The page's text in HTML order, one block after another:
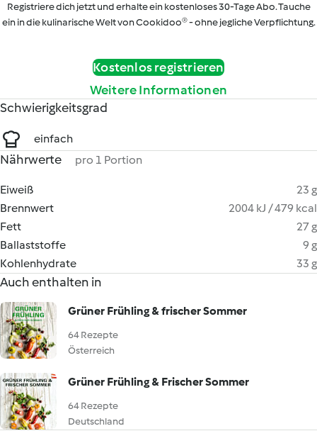
Registriere dich jetzt und erhalte ein kostenloses 30-Tage Abo. Tauche
ein in die kulinarische Welt von Cookidoo® - ohne jegliche Verpflichtung.
Kostenlos registrieren
Weitere Informationen
Schwierigkeitsgrad
einfach
Nährwerte pro 1 Portion
Eiweiß
23 g
Brennwert
2004 kJ / 479 kcal
Fett
27 g
Ballaststoffe
9 g
Kohlenhydrate
33 g
Auch enthalten in
Grüner Frühling & frischer Sommer
64 Rezepte
Österreich
Grüner Frühling & Frischer Sommer
64 Rezepte
Deutschland